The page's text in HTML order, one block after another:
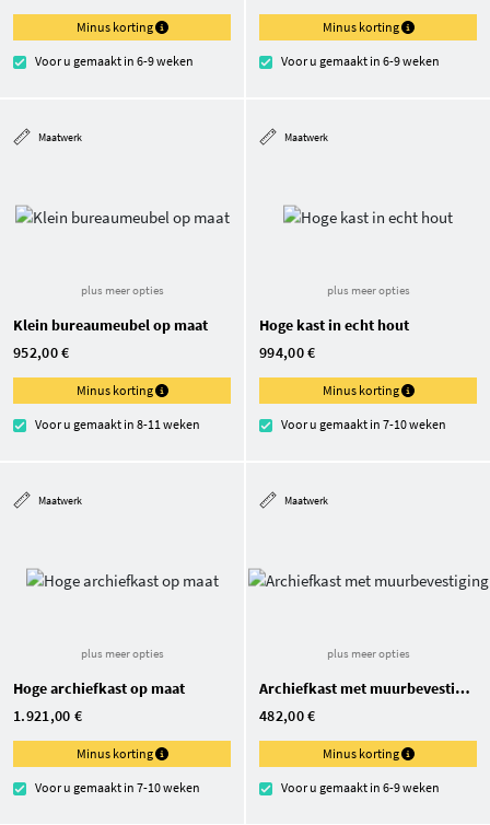
Minus korting
Voor u gemaakt in 6-9 weken
Minus korting
Voor u gemaakt in 6-9 weken
Maatwerk
plus meer opties
Klein bureaumeubel op maat
952,00 €
Minus korting
Voor u gemaakt in 8-11 weken
Maatwerk
plus meer opties
Hoge kast in echt hout
994,00 €
Minus korting
Voor u gemaakt in 7-10 weken
Maatwerk
plus meer opties
Hoge archiefkast op maat
1.921,00 €
Minus korting
Voor u gemaakt in 7-10 weken
Maatwerk
plus meer opties
Archiefkast met muurbevestiging
482,00 €
Minus korting
Voor u gemaakt in 6-9 weken